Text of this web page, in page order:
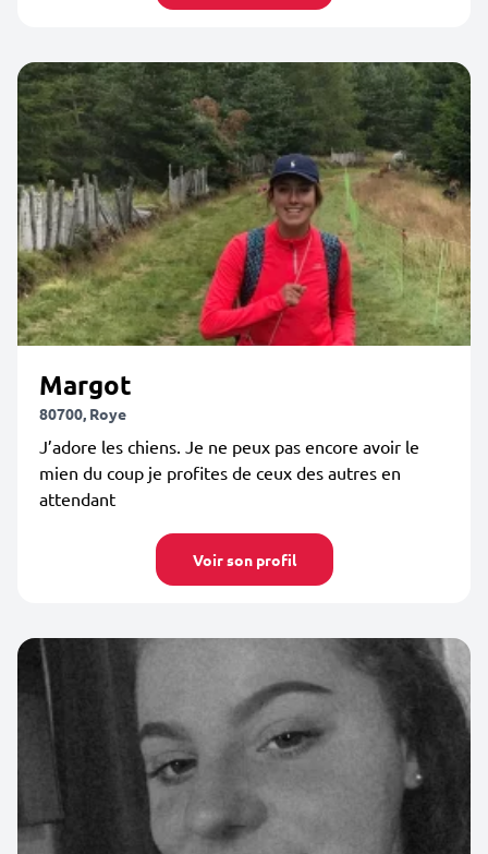
Margot
80700, Roye
J’adore les chiens. Je ne peux pas encore avoir le
mien du coup je profites de ceux des autres en
attendant
Voir son profil